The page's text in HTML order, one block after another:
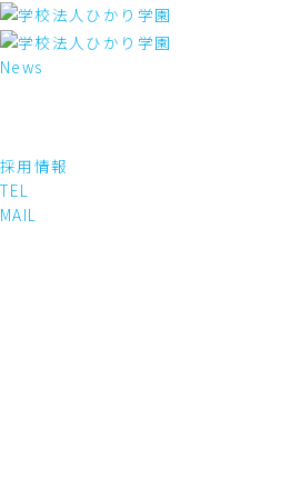
内
容
を
プ
News
採用情報
TEL
MAIL